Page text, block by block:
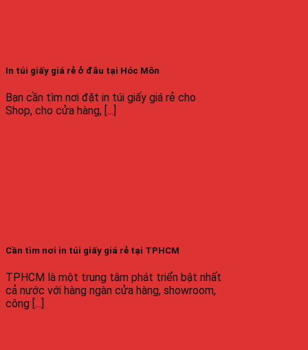
In túi giấy giá rẻ ở đâu tại Hóc Môn
Bạn cần tìm nơi đặt in túi giấy giá rẻ cho
Shop, cho cửa hàng, [...]
Cần tìm nơi in túi giấy giá rẻ tại TPHCM
TPHCM là một trung tâm phát triển bật nhất
cả nước với hàng ngàn cửa hàng, showroom,
công [...]